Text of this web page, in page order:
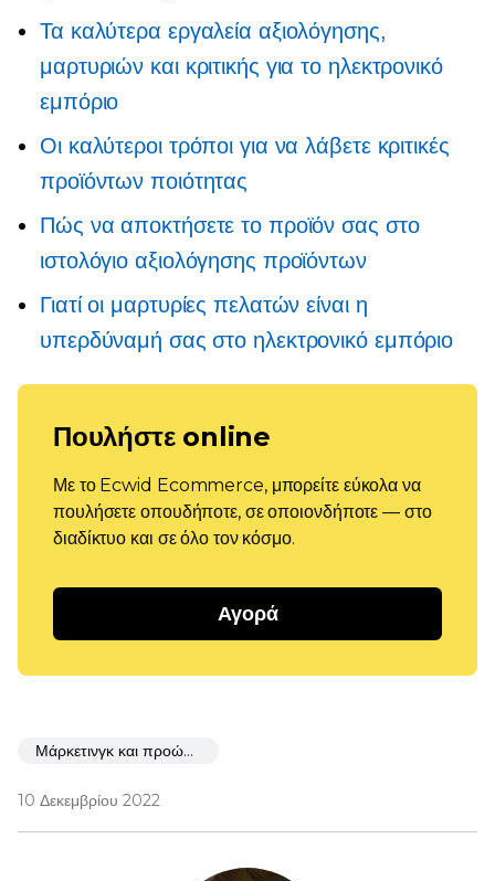
Τα καλύτερα εργαλεία αξιολόγησης,
μαρτυριών και κριτικής για το ηλεκτρονικό
εμπόριο
Οι καλύτεροι τρόποι για να λάβετε κριτικές
προϊόντων ποιότητας
Πώς να αποκτήσετε το προϊόν σας στο
ιστολόγιο αξιολόγησης προϊόντων
Γιατί οι μαρτυρίες πελατών είναι η
υπερδύναμή σας στο ηλεκτρονικό εμπόριο
Πουλήστε online
Με το Ecwid Ecommerce, μπορείτε εύκολα να
πουλήσετε οπουδήποτε, σε οποιονδήποτε — στο
διαδίκτυο και σε όλο τον κόσμο.
Αγορά
Μάρκετινγκ και προώθηση
10 Δεκεμβρίου 2022